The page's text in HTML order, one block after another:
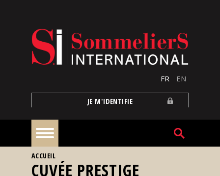
FR EN
JE M'IDENTIFIE
À
VOUS ÊTES ICI
ACCUEIL
CUVÉE PRESTIGE